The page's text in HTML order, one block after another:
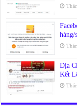
hàng/
Địa
Kết